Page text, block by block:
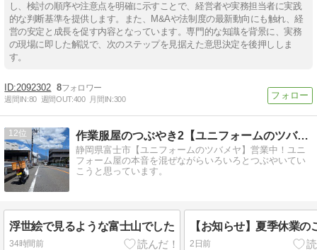
し、検討の順序や注意点を明確に示すことで、経営者や実務担当者に実践
的な判断基準を提供します。また、M&Aや法制度の最新動向にも触れ、経
営の安定と成長を促す内容となっています。専門的な知識を背景に、実務
の現場に即した解説で、次のステップを見据えた意思決定を後押ししま
す。
2092302 8
週間IN:80 週間OUT:400 月間IN:300
12 作業服屋のつぶやき2【ユニフォームのツバメヤ】
静岡県富士市【ユニフォームのツバメヤ】営業中！ユニ
フォーム屋の本音を混ぜながらいろいろとつぶやいてい
こうと思っています。
浮世絵で見るような富士山でした
34時間前
【お知らせ】夏季休業の
2日前